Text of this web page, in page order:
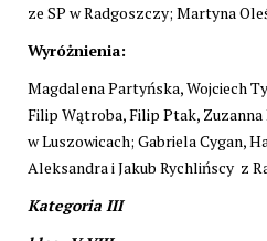
ze SP w Radgoszczy; Martyna
Wyróżnienia:
Magdalena Partyńska, Wojciech
Filip Wątroba, Filip Ptak, Zuzanna
w Luszowicach; Gabriela Cygan,
Aleksandra i Jakub Rychlińscy z
Kategoria III